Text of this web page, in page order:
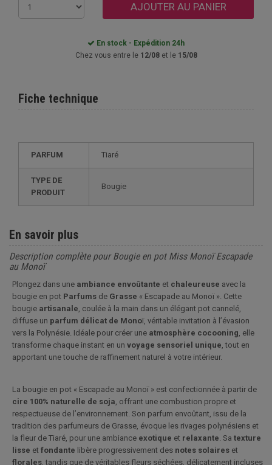
AJOUTER AU PANIER
En stock - Expédition 24h
Chez vous entre le 12/08et le 15/08
Fiche technique
PARFUM Tiaré
TYPE DE
PRODUIT
Bougie
En savoir plus
Description complète pour Bougie en pot Miss Monoï Escapade
au Monoï
Plongez dans une ambiance envoûtante et chaleureuse avec la
bougie en pot Parfums de Grasse « Escapade au Monoï ». Cette
bougie artisanale, coulée à la main dans un élégant pot cannelé,
diffuse un parfum délicat de Monoï, véritable invitation à l’évasion
vers la Polynésie. Idéale pour créer une atmosphère cocooning, elle
transforme chaque instant en un voyage sensoriel unique, tout en
apportant une touche de raffinement naturel à votre intérieur.
La bougie en pot « Escapade au Monoï » est confectionnée à partir de
cire 100% naturelle de soja, offrant une combustion propre et
respectueuse de l’environnement. Son parfum envoûtant, issu de la
tradition des parfumeurs de Grasse, évoque les rivages polynésiens et
la fleur de Tiaré, pour une ambiance exotique et relaxante. Sa texture
lisse et fondante libère progressivement des notes solaires et
florales, tandis que de véritables fleurs séchées, délicatement incluses